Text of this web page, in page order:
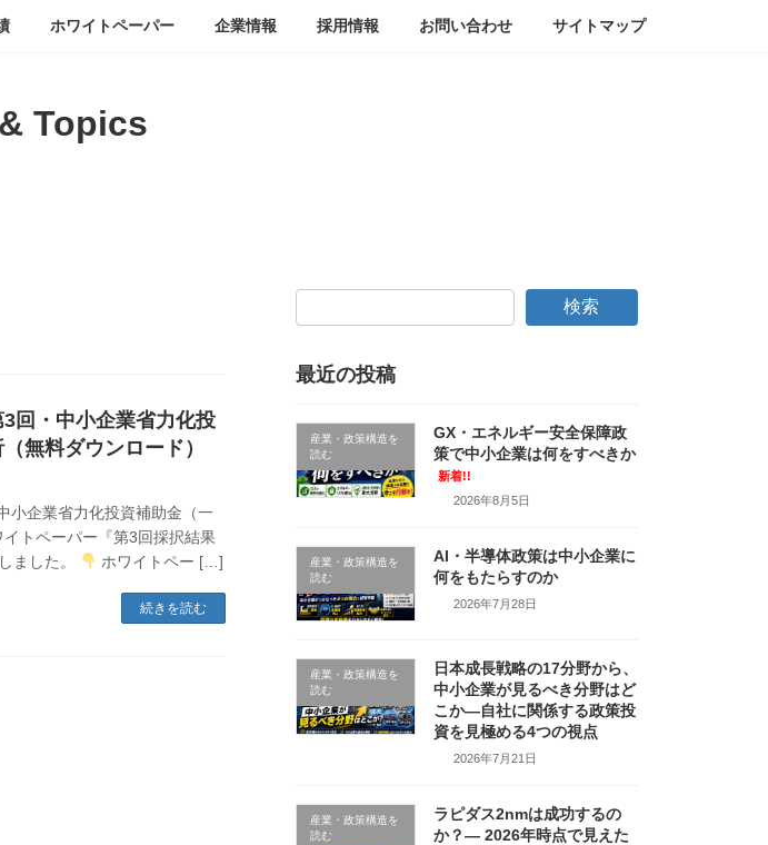
ホワイトペーパー 企業情報 採用情報 お問い合わせ サイトマップ
Topics
3回・中小企業省力化投
無料ダウンロード）
小企業省力化投資補助金（一
トペーパー『第3回採択結果
ました。
ホワイトペー […]
続きを読む
検索
最近の投稿
産業・政策構造を
読む
GX・エネルギー安全保障政
策で中小企業は何をすべきか
新着!!
2026年8月5日
産業・政策構造を
読む
AI・半導体政策は中小企業に
何をもたらすのか
2026年7月28日
産業・政策構造を
読む
日本成長戦略の17分野から、
中小企業が見るべき分野はど
こか―自社に関係する政策投
資を見極める4つの視点
2026年7月21日
産業・政策構造を
読む
ラピダス2nmは成功するの
か？― 2026年時点で見えた